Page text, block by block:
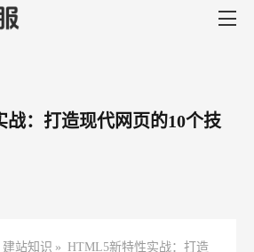
：打造现代网页的10个技
建站知识 » HTML5新特性实战：打造